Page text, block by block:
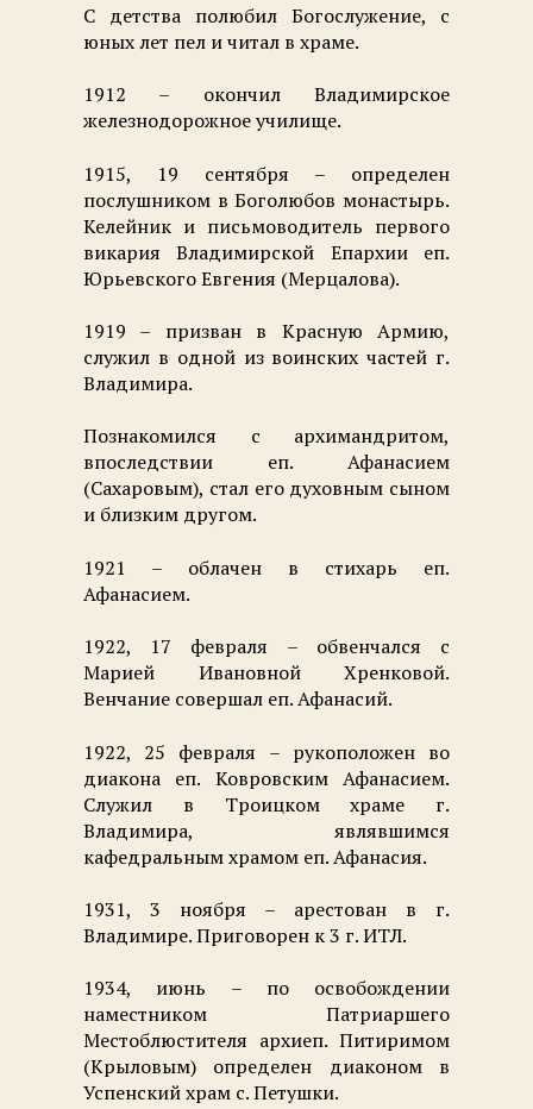
С детства полюбил Богослужение, с
юных лет пел и читал в храме.
1912 – окончил Владимирское
железнодорожное училище.
1915, 19 сентября – определен
послушником в Боголюбов монастырь.
Келейник и письмоводитель первого
викария Владимирской Епархии еп.
Юрьевского Евгения (Мерцалова).
1919 – призван в Красную Армию,
служил в одной из воинских частей г.
Владимира.
Познакомился с архимандритом,
впоследствии еп. Афанасием
(Сахаровым), стал его духовным сыном
и близким другом.
1921 – облачен в стихарь еп.
Афанасием.
1922, 17 февраля – обвенчался с
Марией Ивановной Хренковой.
Венчание совершал еп. Афанасий.
1922, 25 февраля – рукоположен во
диакона еп. Ковровским Афанасием.
Служил в Троицком храме г.
Владимира, являвшимся
кафедральным храмом еп. Афанасия.
1931, 3 ноября – арестован в г.
Владимире. Приговорен к 3 г. ИТЛ.
1934, июнь – по освобождении
наместником Патриаршего
Местоблюстителя архиеп. Питиримом
(Крыловым) определен диаконом в
Успенский храм с. Петушки.